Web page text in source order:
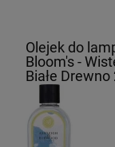
Olejek do
Bloom's -
Białe Drewno